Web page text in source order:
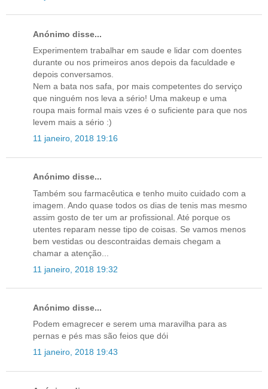
Anónimo disse...
Experimentem trabalhar em saude e lidar com doentes
durante ou nos primeiros anos depois da faculdade e
depois conversamos.
Nem a bata nos safa, por mais competentes do serviço
que ninguém nos leva a sério! Uma makeup e uma
roupa mais formal mais vzes é o suficiente para que nos
levem mais a sério :)
11 janeiro, 2018 19:16
Anónimo disse...
Também sou farmacêutica e tenho muito cuidado com a
imagem. Ando quase todos os dias de tenis mas mesmo
assim gosto de ter um ar profissional. Até porque os
utentes reparam nesse tipo de coisas. Se vamos menos
bem vestidas ou descontraidas demais chegam a
chamar a atenção...
11 janeiro, 2018 19:32
Anónimo disse...
Podem emagrecer e serem uma maravilha para as
pernas e pés mas são feios que dói
11 janeiro, 2018 19:43